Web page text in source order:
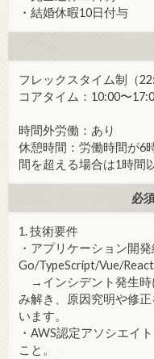
・結婚休暇10日付与
フレックスタイム制（
コアタイム：10:00〜
時間外労働：あり
休憩時間：労働時間が6
間を超える場合は1時間
必
1. 技術要件
・アプリケーション開
Go/TypeScript/Vue/
→インシデント発生時
み解き、原因究明や修
います。
・AWS認定アソシエイ
こと。